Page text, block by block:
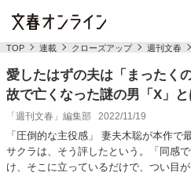
TOP 連載 クローズアップ 週刊文春
愛したはずの夫は「まったく
故で亡くなった謎の男「X」
「週刊文春」編集部 2022/11/19
「圧倒的な主役感」 妻夫木聡が本作で
サクラは、そう評したという。「同感
け、そこに立っているだけで、つい目